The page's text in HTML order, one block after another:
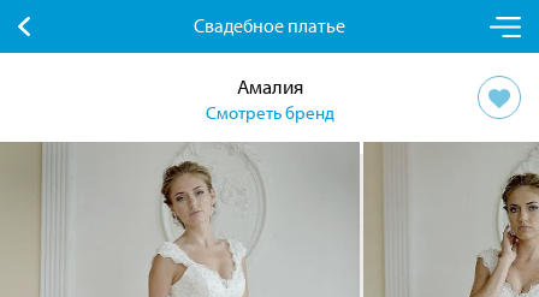
Свадебное платье
Амалия
Смотреть бренд